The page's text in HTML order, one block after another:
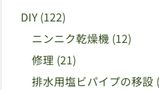
DIY (122)
ニンニク乾燥機 (12)
修理 (21)
排水用塩ビパイプの移設